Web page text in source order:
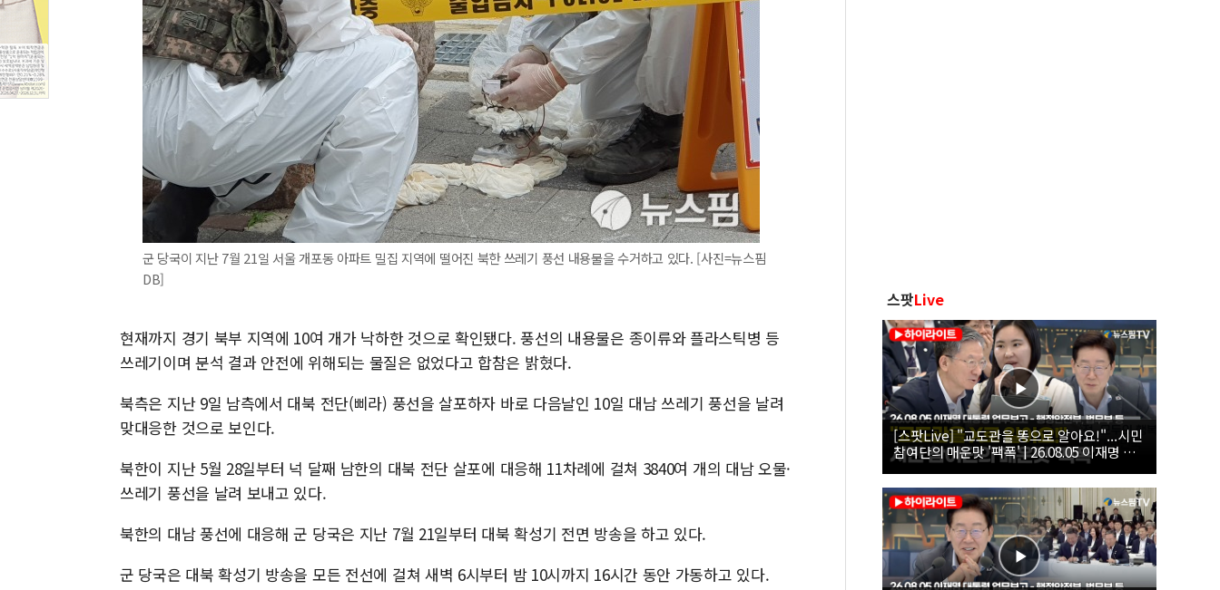
군 당국이 지난 7월 21일 서울 개포동 아파트 밀집 지역에 떨어진 북한 쓰레기 풍선 내용물을 수거하고 있다. [사진=뉴스핌
DB]
현재까지 경기 북부 지역에 10여 개가 낙하한 것으로 확인됐다. 풍선의 내용물은 종이류와 플라스틱병 등
쓰레기이며 분석 결과 안전에 위해되는 물질은 없었다고 합참은 밝혔다.
북측은 지난 9일 남측에서 대북 전단(삐라) 풍선을 살포하자 바로 다음날인 10일 대남 쓰레기 풍선을 날려
맞대응한 것으로 보인다.
북한이 지난 5월 28일부터 넉 달째 남한의 대북 전단 살포에 대응해 11차례에 걸쳐 3840여 개의 대남 오물·
쓰레기 풍선을 날려 보내고 있다.
북한의 대남 풍선에 대응해 군 당국은 지난 7월 21일부터 대북 확성기 전면 방송을 하고 있다.
군 당국은 대북 확성기 방송을 모든 전선에 걸쳐 새벽 6시부터 밤 10시까지 16시간 동안 가동하고 있다.
스팟Live
[스팟Live] "교도관을 똥으로 알아요!"...시민
참여단의 매운맛 '팩폭' | 26.08.05 이재명 대
통령 업무보고 - 행정안전부, 법무부, 국무조
정실, 법제처, 인사혁신처